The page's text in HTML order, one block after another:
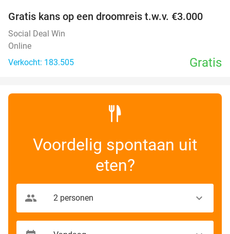
Gratis kans op een droomreis t.w.v. €3.000
Social Deal Win
Online
Verkocht: 183.505
Gratis
Voordelig spontaan uit
eten?